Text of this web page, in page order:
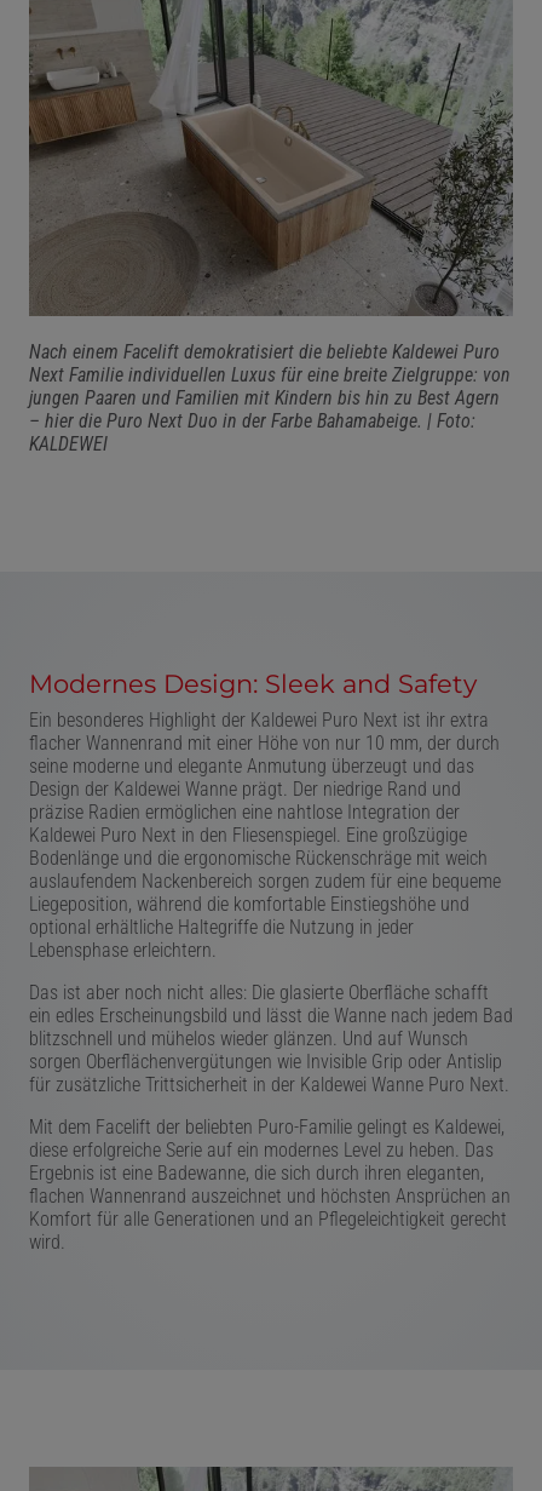
Nach einem Facelift demokratisiert die beliebte Kaldewei Puro
Next Familie individuellen Luxus für eine breite Zielgruppe: von
jungen Paaren und Familien mit Kindern bis hin zu Best Agern
– hier die Puro Next Duo in der Farbe Bahamabeige. | Foto:
KALDEWEI
Modernes Design: Sleek and Safety
Ein besonderes Highlight der Kaldewei Puro Next ist ihr extra
flacher Wannenrand mit einer Höhe von nur 10 mm, der durch
seine moderne und elegante Anmutung überzeugt und das
Design der Kaldewei Wanne prägt. Der niedrige Rand und
präzise Radien ermöglichen eine nahtlose Integration der
Kaldewei Puro Next in den Fliesenspiegel. Eine großzügige
Bodenlänge und die ergonomische Rückenschräge mit weich
auslaufendem Nackenbereich sorgen zudem für eine bequeme
Liegeposition, während die komfortable Einstiegshöhe und
optional erhältliche Haltegriffe die Nutzung in jeder
Lebensphase erleichtern.
Das ist aber noch nicht alles: Die glasierte Oberfläche schafft
ein edles Erscheinungsbild und lässt die Wanne nach jedem Bad
blitzschnell und mühelos wieder glänzen. Und auf Wunsch
sorgen Oberflächenvergütungen wie Invisible Grip oder Antislip
für zusätzliche Trittsicherheit in der Kaldewei Wanne Puro Next.
Mit dem Facelift der beliebten Puro-Familie gelingt es Kaldewei,
diese erfolgreiche Serie auf ein modernes Level zu heben. Das
Ergebnis ist eine Badewanne, die sich durch ihren eleganten,
flachen Wannenrand auszeichnet und höchsten Ansprüchen an
Komfort für alle Generationen und an Pflegeleichtigkeit gerecht
wird.